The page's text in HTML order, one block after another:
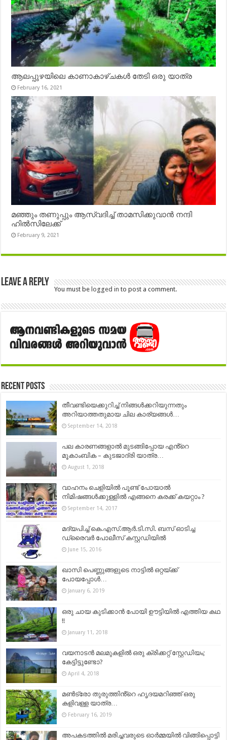
ആലപ്പുഴയിലെ കാണാകാഴ്ചകൾ തേടി ഒരു യാത്ര
February 16, 2021
മഞ്ഞും തണുപ്പും ആസ്വദിച്ച് താമസിക്കുവാൻ നന്ദി
ഹിൽസിലേക്ക്
February 9, 2021
Leave a Reply
You must be logged in to post a comment.
Recent Posts
തീവണ്ടിയെക്കുറിച്ച് നിങ്ങൾക്കറിയുന്നതും
അറിയാത്തതുമായ ചില കാര്യങ്ങൾ…
September 14, 2018
പല കാരണങ്ങളാൽ മുടങ്ങിപ്പോയ എൻ്റെ
മൂകാംബിക – കുടജാദ്രി യാത്ര…
August 1, 2018
വാഹനം ചെളിയില്‍ പൂണ്ട് പോയാല്‍
നിമിഷങ്ങള്‍ക്കുള്ളില്‍ എങ്ങനെ കരക്ക്‌ കയറ്റാം ?
September 14, 2017
മദ്യപിച്ച് കെ.എസ്.ആര്‍.ടി.സി. ബസ് ഓടിച്ച
ഡ്രൈവര്‍ പോലീസ് കസ്റ്റഡിയില്‍
June 15, 2016
ഖാസി പെണ്ണുങ്ങളുടെ നാട്ടിൽ ഒറ്റയ്ക്ക്
പോയപ്പോൾ…
January 6, 2019
ഒരു ചായ കുടിക്കാൻ പോയി ഊട്ടിയിൽ എത്തിയ കഥ
!!
January 11, 2018
വയനാടന്‍ മലമുകളില്‍ ഒരു ക്രിക്കറ്റ് സ്റ്റേഡിയം;
കേട്ടിട്ടുണ്ടോ?
April 4, 2018
മൺട്രോ തുരുത്തിൻ്റെ ഹൃദയമറിഞ്ഞ് ഒരു
കളിവള്ള യാത്ര…
February 16, 2019
അപകടത്തിൽ മരിച്ചവരുടെ ഓർമ്മയിൽ വിങ്ങിപ്പൊട്ടി